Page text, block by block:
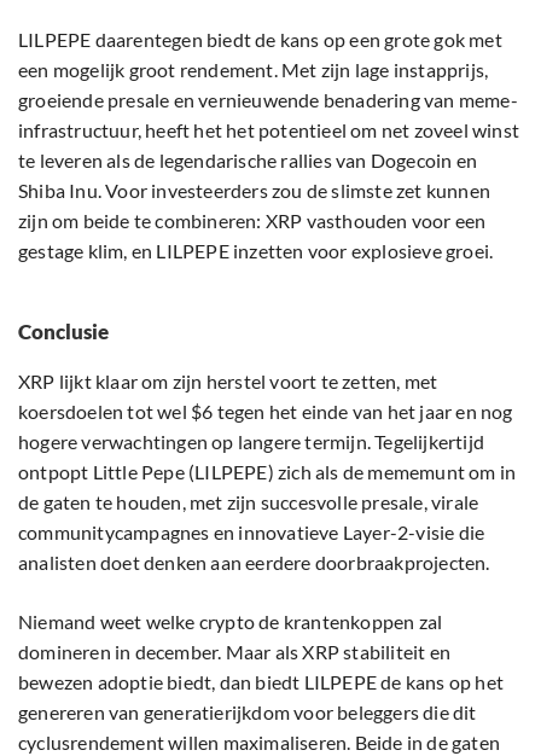
LILPEPE daarentegen biedt de kans op een grote gok met
een mogelijk groot rendement. Met zijn lage instapprijs,
groeiende presale en vernieuwende benadering van meme-
infrastructuur, heeft het het potentieel om net zoveel winst
te leveren als de legendarische rallies van Dogecoin en
Shiba Inu. Voor investeerders zou de slimste zet kunnen
zijn om beide te combineren: XRP vasthouden voor een
gestage klim, en LILPEPE inzetten voor explosieve groei.
Conclusie
XRP lijkt klaar om zijn herstel voort te zetten, met
koersdoelen tot wel $6 tegen het einde van het jaar en nog
hogere verwachtingen op langere termijn. Tegelijkertijd
ontpopt Little Pepe (LILPEPE) zich als de mememunt om in
de gaten te houden, met zijn succesvolle presale, virale
communitycampagnes en innovatieve Layer-2-visie die
analisten doet denken aan eerdere doorbraakprojecten.
Niemand weet welke crypto de krantenkoppen zal
domineren in december. Maar als XRP stabiliteit en
bewezen adoptie biedt, dan biedt LILPEPE de kans op het
genereren van generatierijkdom voor beleggers die dit
cyclusrendement willen maximaliseren. Beide in de gaten